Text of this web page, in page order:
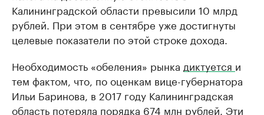
Калининградской области превысили 10 млрд
рублей. При этом в сентябре уже достигнуты
целевые показатели по этой строке дохода.
Необходимость «обеления» рынка диктуется и
тем фактом, что, по оценкам вице-губернатора
Ильи Баринова, в 2017 году Калининградская
область потеряла порядка 674 млн рублей. Эти